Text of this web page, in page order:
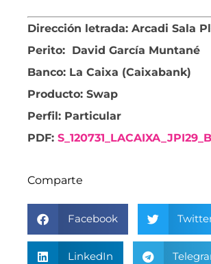
Dirección letrada: Arcadi Sala
Perito: David García Muntané
Banco: La Caixa (Caixabank)
Producto: Swap
Perfil: Particular
PDF:
Comparte
Facebook
LinkedIn